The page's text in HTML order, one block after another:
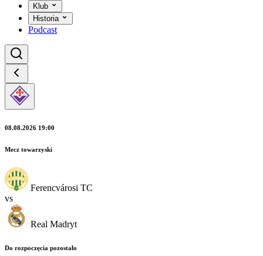
Klub
Historia
Podcast
08.08.2026 19:00
Mecz towarzyski
Ferencvárosi TC
vs
Real Madryt
Do rozpoczęcia pozostało